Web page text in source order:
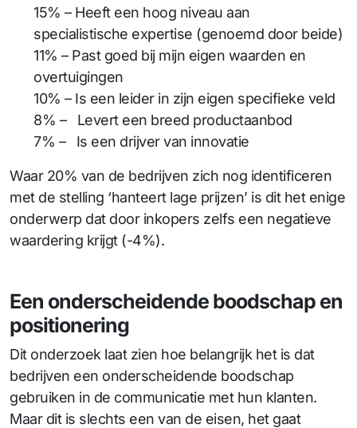
15% – Heeft een hoog niveau aan
specialistische expertise (genoemd door beide)
11% – Past goed bij mijn eigen waarden en
overtuigingen
10% – Is een leider in zijn eigen specifieke veld
8% – Levert een breed productaanbod
7% – Is een drijver van innovatie
Waar 20% van de bedrijven zich nog identificeren
met de stelling ‘hanteert lage prijzen’ is dit het enige
onderwerp dat door inkopers zelfs een negatieve
waardering krijgt (-4%).
Een onderscheidende boodschap en
positionering
Dit onderzoek laat zien hoe belangrijk het is dat
bedrijven een onderscheidende boodschap
gebruiken in de communicatie met hun klanten.
Maar dit is slechts een van de eisen, het gaat